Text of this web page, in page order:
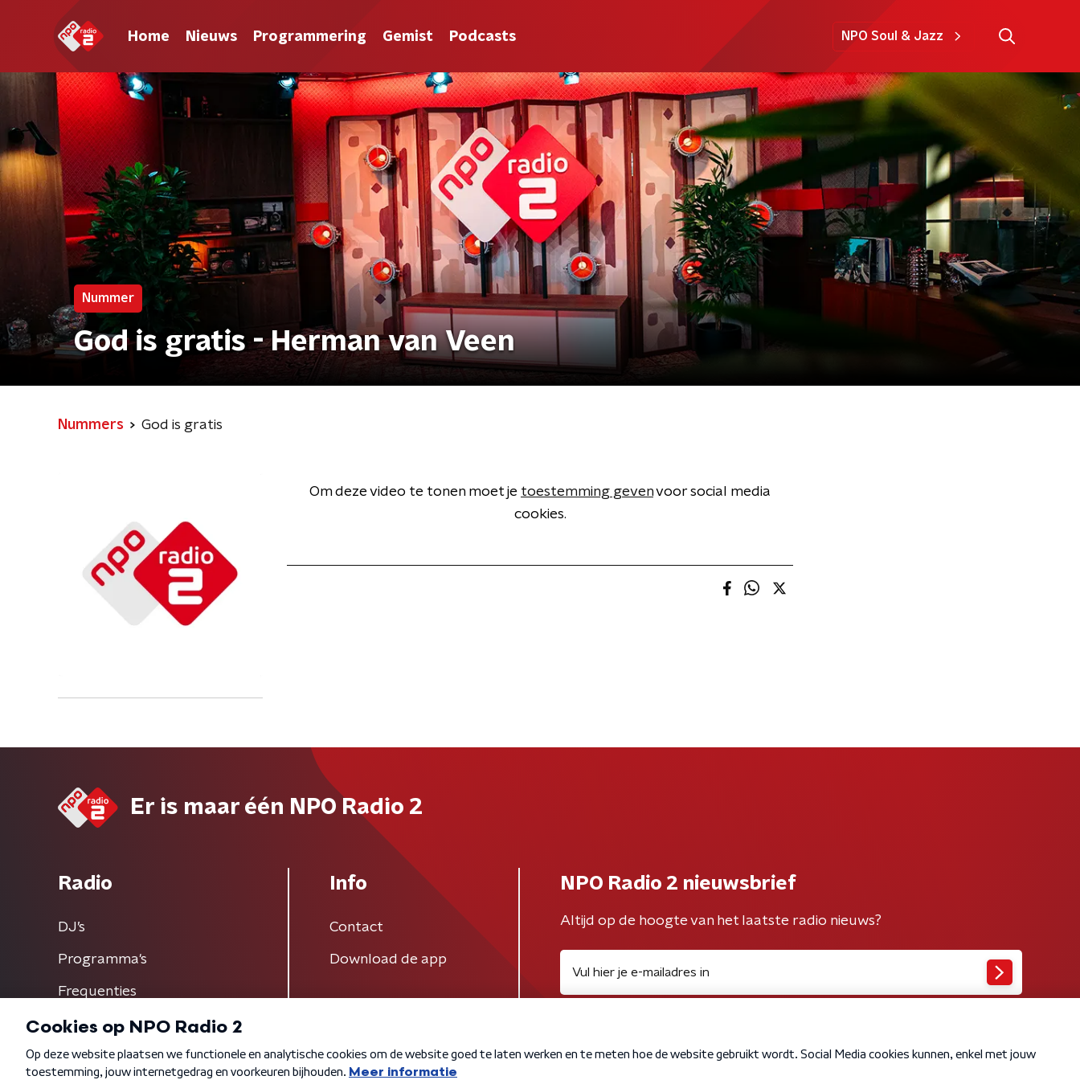
Home Nieuws Programmering Gemist Podcasts NPO Soul & Jazz
Nummer
God is gratis - Herman van Veen
Nummers God is gratis
Om deze video te tonen moet je toestemming gevenvoor social media
cookies.
Er is maar één NPO Radio 2
Radio
DJ’s
Programma's
Frequenties
Info
Contact
Download de app
NPO Radio 2 nieuwsbrief
Altijd op de hoogte van het laatste radio nieuws?